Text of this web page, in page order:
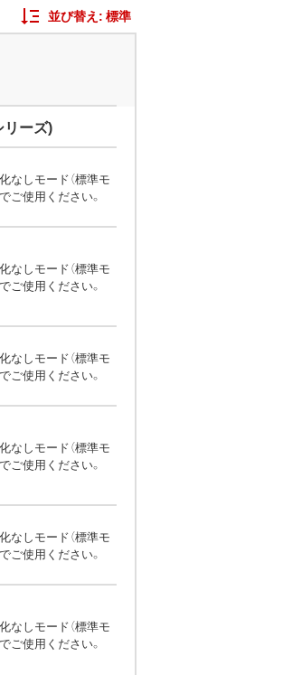
並び替え: 標準
リーズ)
化なしモード（標準モ
ご使用ください。
化なしモード（標準モ
ご使用ください。
化なしモード（標準モ
ご使用ください。
化なしモード（標準モ
ご使用ください。
化なしモード（標準モ
ご使用ください。
化なしモード（標準モ
ご使用ください。